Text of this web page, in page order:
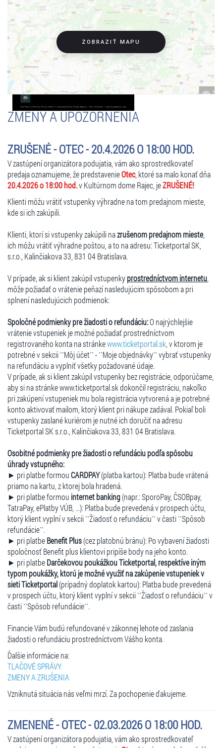
ZOBRAZIŤ MAPU
ZMENY A UPOZORNENIA
ZRUŠENÉ - OTEC - 20.4.2026 O 18:00 HOD.
V zastúpení organizátora podujatia, vám ako sprostredkovateľ
predaja oznamujeme, že predstavenieOtec , ktoré sa malo konať dňa
20.4.2026 o 18:00 hod.v Kultúrnom dome Rajec, jeZRUŠENÉ!
Klienti môžu vrátiť vstupenky výhradne na tom predajnom mieste,
kde si ich zakúpili.
Klienti, ktorí si vstupenky zakúpili nazrušenom predajnom mieste,
ich môžu vrátiť výhradne poštou, a to na adresu: Ticketportal SK,
s.r.o., Kalinčiakova 33, 831 04 Bratislava.
V prípade, ak si klient zakúpil vstupenkyprostredníctvom internetu
môže požiadať o vrátenie peňazí nasledujúcim spôsobom a pri
splnení nasledujúcich podmienok:
Spoločné podmienky pre žiadosti o refundáciu:O najrýchlejšie
vrátenie vstupeniek je možné požiadať prostredníctvom
registrovaného konta na stránkewww.ticketportal.sk , v ktorom je
potrebné v sekcii ``Môj účet`` - ``Moje objednávky`` vybrať vstupenky
na refundáciu a vyplniť všetky požadované údaje.
V prípade, ak si klient zakúpil vstupenky bez registrácie, odporúčame,
aby si na stránke www.ticketportal.sk dokončil registráciu, nakoľko
pri zakúpení vstupeniek mu bola registrácia vytvorená a je potrebné
konto aktivovať mailom, ktorý klient pri nákupe zadával. Pokiaľ boli
vstupenky zaslané kuriérom je nutné ich doručiť na adresu
Ticketportal SK s.r.o., Kalinčiakova 33, 831 04 Bratislava.
Osobitné podmienky pre žiadosti o refundáciu podľa spôsobu
úhrady vstupného:
► pri platbe formouCARDPAY(platba kartou): Platba bude vrátená
priamo na kartu, z ktorej bola hradená.
► pri platbe formou internet banking(napr.: SporoPay, ČSOBpay,
TatraPay, ePlatby VÚB, ...): Platba bude prevedená v prospech účtu,
ktorý klient vyplní v sekcii ``Žiadosť o refundáciu`` v časti ``Spôsob
refundácie``.
► pri platbeBenefit Plus(cez platobnú bránu): Po vybavení žiadosti
spoločnosť Benefit plus klientovi pripíše body na jeho konto.
► pri platbeDarčekovou poukážkou Ticketportal, respektíve iným
typom poukážky, ktorú je možné využiť na zakúpenie vstupeniek v
sieti Ticketportal(prípadný doplatok kartou): Platba bude prevedená
v prospech účtu, ktorý klient vyplní v sekcii ``Žiadosť o refundáciu`` v
časti ``Spôsob refundácie``.
Financie Vám budú refundované v zákonnej lehote od zaslania
žiadosti o refundáciu prostredníctvom Vášho konta.
Ďalšie informácie na:
TLAČOVÉ SPRÁVY
ZMENY A ZRUŠENIA
Vzniknutá situácia nás veľmi mrzí. Za pochopenie ďakujeme.
ZMENENÉ - OTEC - 02.03.2026 O 18:00 HOD.
V zastúpení organizátora podujatia, vám ako sprostredkovateľ